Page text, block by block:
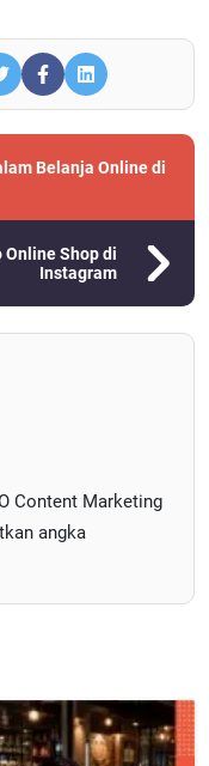
Belanja Online di
Shop di
Instagram
Content Marketing
angka